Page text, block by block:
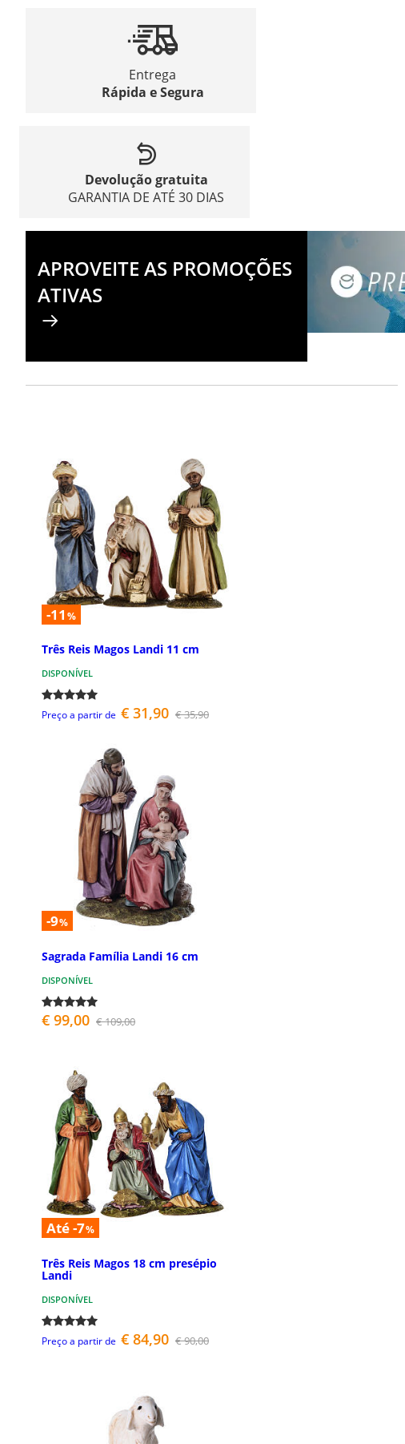
Entrega
Rápida e Segura
Devolução gratuita
GARANTIA DE ATÉ 30 DIAS
APROVEITE AS PROMOÇÕES
ATIVAS
-11 %
Três Reis Magos Landi 11 cm
DISPONÍVEL
Preço a partir de € 31,90 € 35,90
-9%
Sagrada Família Landi 16 cm
DISPONÍVEL
€ 99,00 € 109,00
Até -7%
Três Reis Magos 18 cm presépio
Landi
DISPONÍVEL
Preço a partir de € 84,90 € 90,00